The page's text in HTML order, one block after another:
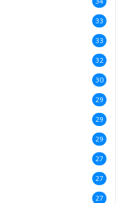
33
33
32
30
29
29
29
27
27
27